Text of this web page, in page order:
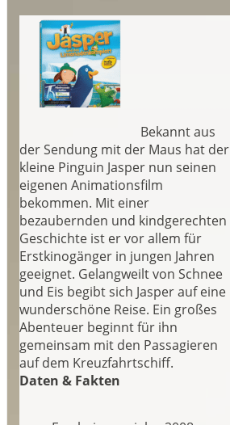
Bekannt aus
der Sendung mit der Maus hat der
kleine Pinguin Jasper nun seinen
eigenen Animationsfilm
bekommen. Mit einer
bezaubernden und kindgerechten
Geschichte ist er vor allem für
Erstkinogänger in jungen Jahren
geeignet. Gelangweilt von Schnee
und Eis begibt sich Jasper auf eine
wunderschöne Reise. Ein großes
Abenteuer beginnt für ihn
gemeinsam mit den Passagieren
auf dem Kreuzfahrtschiff.
Daten & Fakten